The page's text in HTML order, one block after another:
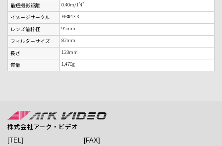
最短撮影距離
0.40m/1'4"
イメージサークル
FFΦ43.3
レンズ前枠径
95mm
フィルターサイズ
82mm
長さ
123mm
質量
1,470g
株式会社アーク・ビデオ
[TEL] [FAX]